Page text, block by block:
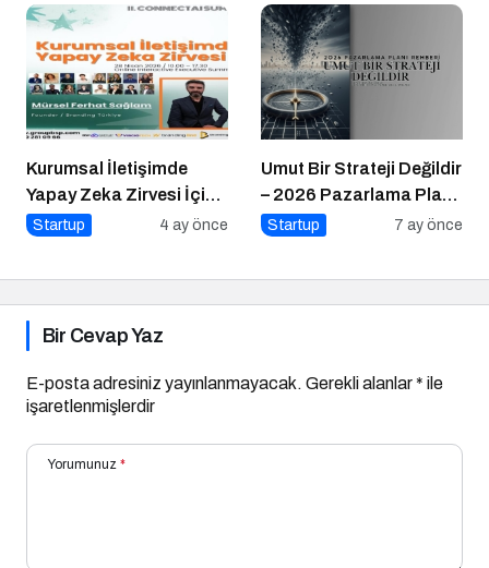
Kurumsal İletişimde
Yapay Zeka Zirvesi İçin
Geri Sayım!
Startup 4 ay önce
Umut Bir Strateji Değildir
– 2026 Pazarlama Planı
Rehberi
Startup 7 ay önce
Bir Cevap Yaz
E-posta adresiniz yayınlanmayacak. Gerekli alanlar* ile
işaretlenmişlerdir
Yorumunuz *